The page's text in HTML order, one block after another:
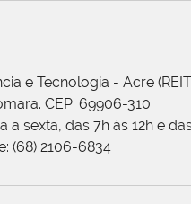
e Tecnologia - Acre
CEP: 69906-310
sexta, das 7h às 12h e
(68) 2106-6834